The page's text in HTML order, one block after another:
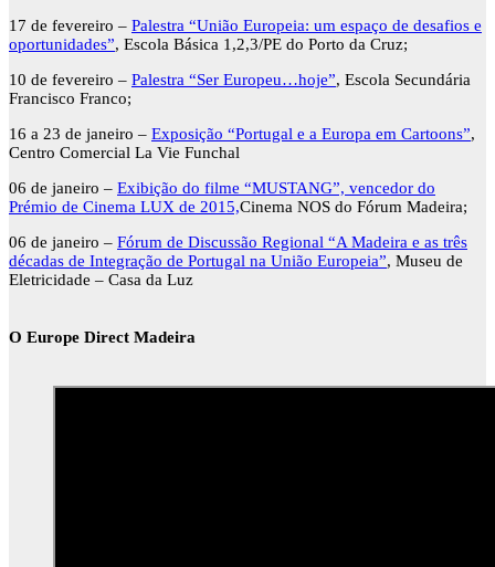
17 de fevereiro – Palestra “União Europeia: um espaço de desafios e
oportunidades”, Escola Básica 1,2,3/PE do Porto da Cruz;
10 de fevereiro – Palestra “Ser Europeu…hoje”, Escola Secundária
Francisco Franco;
16 a 23 de janeiro – Exposição “Portugal e a Europa em Cartoons”,
Centro Comercial La Vie Funchal
06 de janeiro – Exibição do filme “MUSTANG”, vencedor do
Prémio de Cinema LUX de 2015,Cinema NOS do Fórum Madeira;
06 de janeiro – Fórum de Discussão Regional “A Madeira e as três
décadas de Integração de Portugal na União Europeia”, Museu de
Eletricidade – Casa da Luz
O Europe Direct Madeira